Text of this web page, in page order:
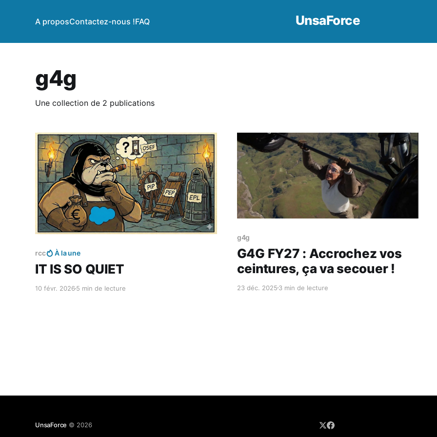
UnsaForce
A proposContactez-nous !FAQ
g4g
Une collection de 2 publications
rcc À la une
IT IS SO QUIET
10 févr. 2026 5 min de lecture
g4g
G4G FY27 : Accrochez vos
ceintures, ça va secouer !
23 déc. 20253 min de lecture
UnsaForce © 2026